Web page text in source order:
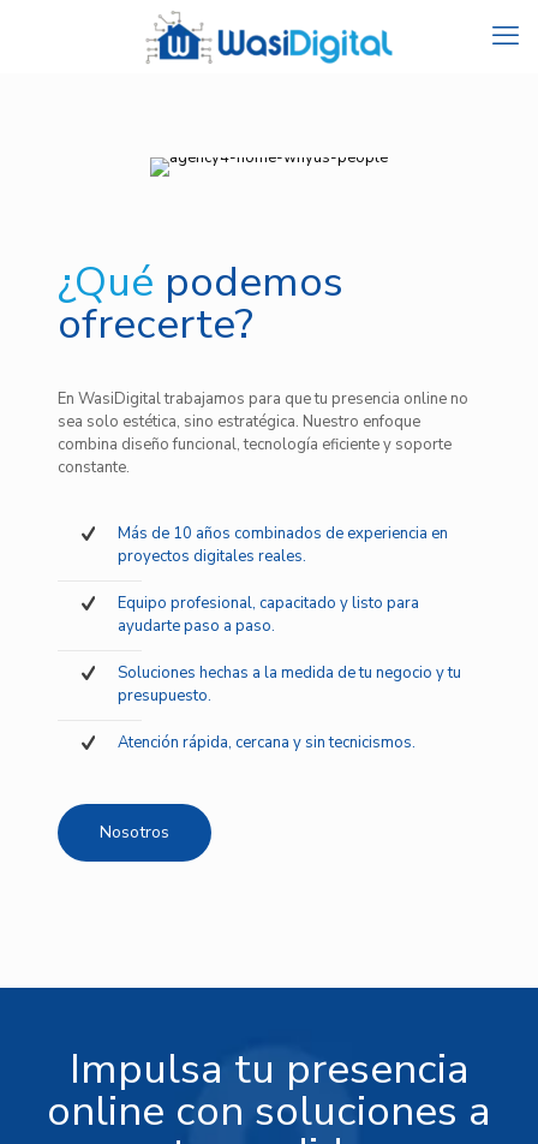
¿Qué podemos
ofrecerte?
En WasiDigital trabajamos para que tu presencia online no
sea solo estética, sino estratégica. Nuestro enfoque
combina diseño funcional, tecnología eficiente y soporte
constante.
Más de 10 años combinados de experiencia en
proyectos digitales reales.
Equipo profesional, capacitado y listo para
ayudarte paso a paso.
Soluciones hechas a la medida de tu negocio y tu
presupuesto.
Atención rápida, cercana y sin tecnicismos.
Nosotros
Impulsa tu presencia
online con soluciones a